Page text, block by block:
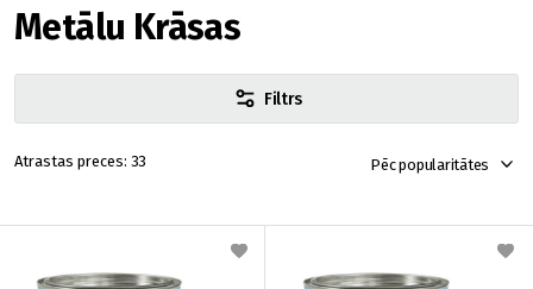
Metālu Krāsas
Filtrs
33 Pēc popularitātes